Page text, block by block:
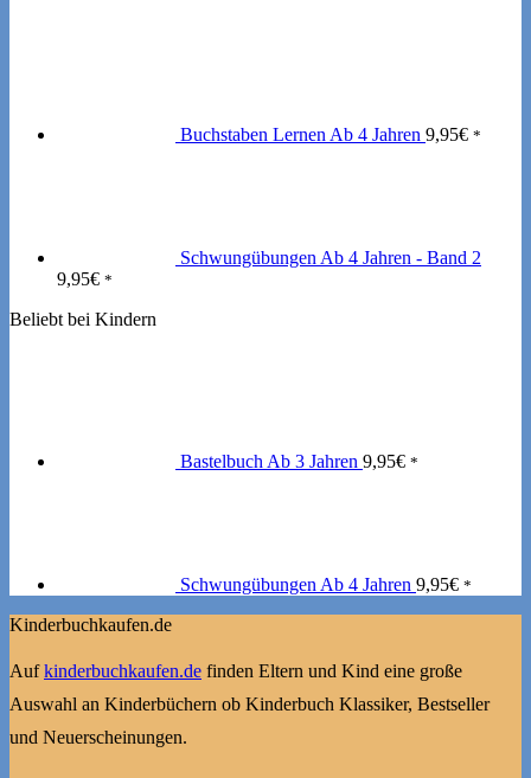
Buchstaben Lernen Ab 4 Jahren 9,95€ *
Schwungübungen Ab 4 Jahren - Band 2
9,95€ *
Beliebt bei Kindern
Bastelbuch Ab 3 Jahren 9,95€ *
Schwungübungen Ab 4 Jahren 9,95€ *
Kinderbuchkaufen.de
Aufkinderbuchkaufen.de finden Eltern und Kind eine große
Auswahl an Kinderbüchern ob Kinderbuch Klassiker, Bestseller
und Neuerscheinungen.